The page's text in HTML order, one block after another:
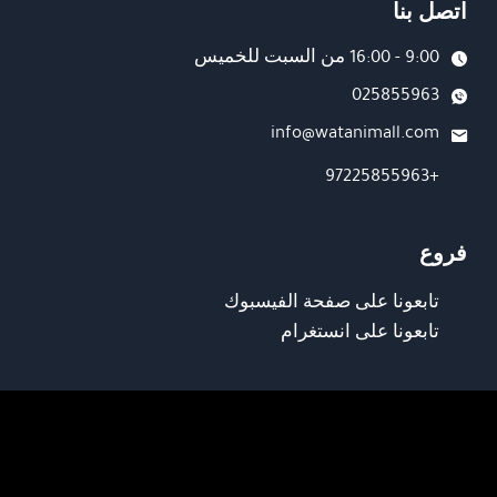
اتصل بنا
9:00 - 16:00 من السبت للخميس
025855963
info@watanimall.com
+97225855963
فروع
تابعونا على صفحة الفيسبوك
تابعونا على انستغرام